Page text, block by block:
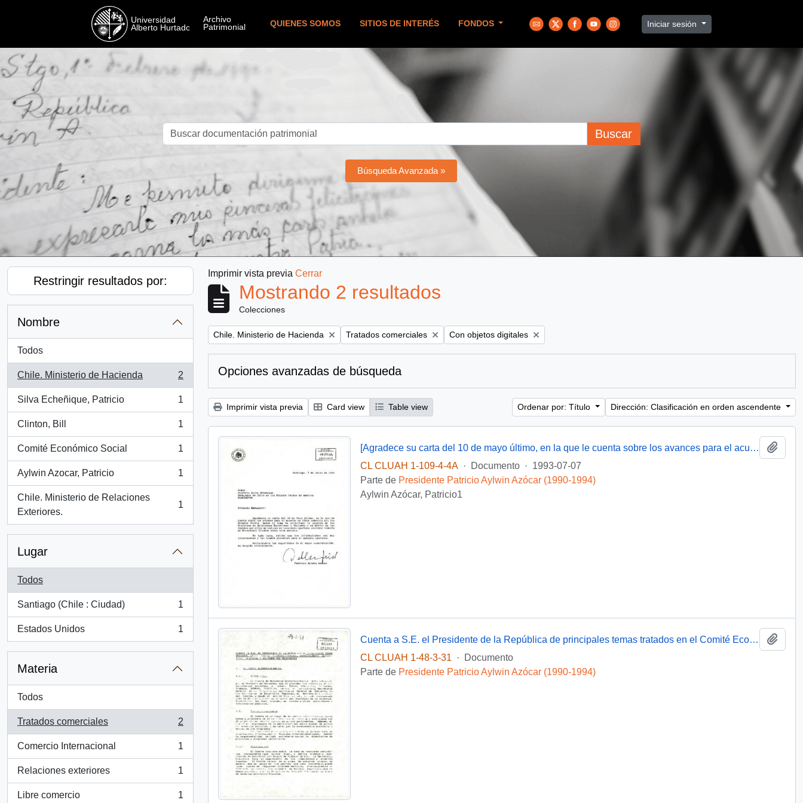
QUIENES SOMOS SITIOS DE INTERÉS FONDOS Iniciar sesión
Buscar
Búsqueda Avanzada »
Restringir resultados por:
Nombre
Todos
Chile. Ministerio de Hacienda
, 2 resultados
2
Silva Echeñique, Patricio
, 1 resultados
1
Clinton, Bill
, 1 resultados
1
Comité Económico Social
, 1 resultados
1
Aylwin Azocar, Patricio
, 1 resultados
1
Chile. Ministerio de Relaciones
Exteriores.
, 1 resultados
1
Lugar
Todos
Santiago (Chile : Ciudad)
, 1 resultados
1
Estados Unidos
, 1 resultados
1
Materia
Todos
Tratados comerciales
, 2 resultados
2
Comercio Internacional
, 1 resultados
1
Relaciones exteriores
, 1 resultados
1
Libre comercio 1
Imprimir vista previa Cerrar
Mostrando 2 resultados
Colecciones
Remove filter:
Chile. Ministerio de Hacienda Remove filter:
Tratados comerciales Remove filter:
Con objetos digitales
Opciones avanzadas de búsqueda
Imprimir vista previa Card view Table view Ordenar por: Título Dirección: Clasificación en orden ascendente
[Agradece su carta del 10 de mayo último, en la que le cuenta sobre los avances para el acuerdo de libre comercio con los Estados Unidos]
CL CLUAH 1-109-4-4A
· Documento · 1993-07-07
Parte de Presidente Patricio Aylwin Azócar (1990-1994)
Aylwin Azócar, Patricio1
Cuenta a S.E. el Presidente de la República de principales temas tratados en el Comité Económico Social
CL CLUAH 1-48-3-31
·
Documento
Parte de Presidente Patricio Aylwin Azócar (1990-1994)